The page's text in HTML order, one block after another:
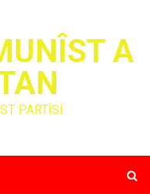
A
PARTİSİ